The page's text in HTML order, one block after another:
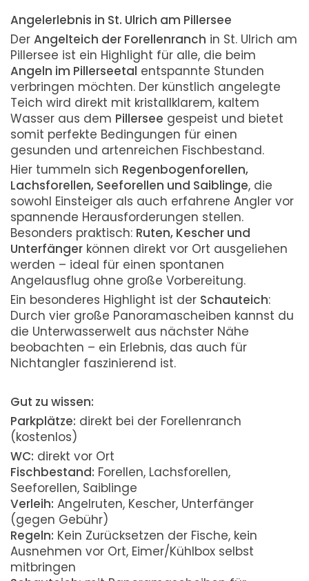
Angelerlebnis in St. Ulrich am Pillersee
Der Angelteich der Forellenranch in St. Ulrich am
Pillersee ist ein Highlight für alle, die beim
Angeln im Pillerseetal entspannte Stunden
verbringen möchten. Der künstlich angelegte
Teich wird direkt mit kristallklarem, kaltem
Wasser aus dem Pillersee gespeist und bietet
somit perfekte Bedingungen für einen
gesunden und artenreichen Fischbestand.
Hier tummeln sich Regenbogenforellen,
Lachsforellen, Seeforellen und Saiblinge, die
sowohl Einsteiger als auch erfahrene Angler vor
spannende Herausforderungen stellen.
Besonders praktisch: Ruten, Kescher und
Unterfänger können direkt vor Ort ausgeliehen
werden – ideal für einen spontanen
Angelausflug ohne große Vorbereitung.
Ein besonderes Highlight ist der Schauteich:
Durch vier große Panoramascheiben kannst du
die Unterwasserwelt aus nächster Nähe
beobachten – ein Erlebnis, das auch für
Nichtangler faszinierend ist.
Gut zu wissen:
Parkplätze: direkt bei der Forellenranch
(kostenlos)
WC: direkt vor Ort
Fischbestand: Forellen, Lachsforellen,
Seeforellen, Saiblinge
Verleih: Angelruten, Kescher, Unterfänger
(gegen Gebühr)
Regeln: Kein Zurücksetzen der Fische, kein
Ausnehmen vor Ort, Eimer/Kühlbox selbst
mitbringen